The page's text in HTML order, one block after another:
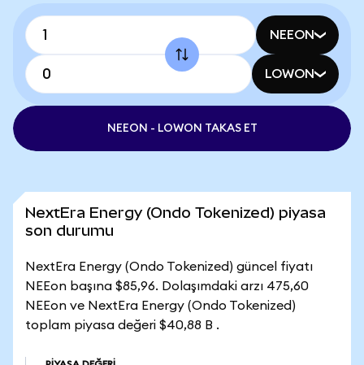
NEEON
LOWON
NEEON - LOWON TAKAS ET
NextEra Energy (Ondo Tokenized) piyasa
son durumu
NextEra Energy (Ondo Tokenized) güncel fiyatı
NEEon başına $85,96. Dolaşımdaki arzı 475,60
NEEon ve NextEra Energy (Ondo Tokenized)
toplam piyasa değeri $40,88 B .